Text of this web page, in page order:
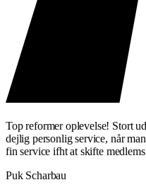
Top reformer oplevelse! Stort
dejlig personlig service, når
fin service ifht at skifte
Puk Scharbau